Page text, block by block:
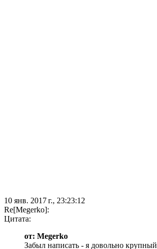
10 янв. 2017 г., 23:23:12
Re[Megerko]:
Цитата:
от: Megerko
Забыл написать - я довольно